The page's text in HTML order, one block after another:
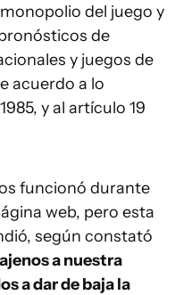
del juego y
de
y juegos de
acuerdo a lo
y al artículo 19
funcionó durante
web, pero esta
según constató
a nuestra
a dar de baja la